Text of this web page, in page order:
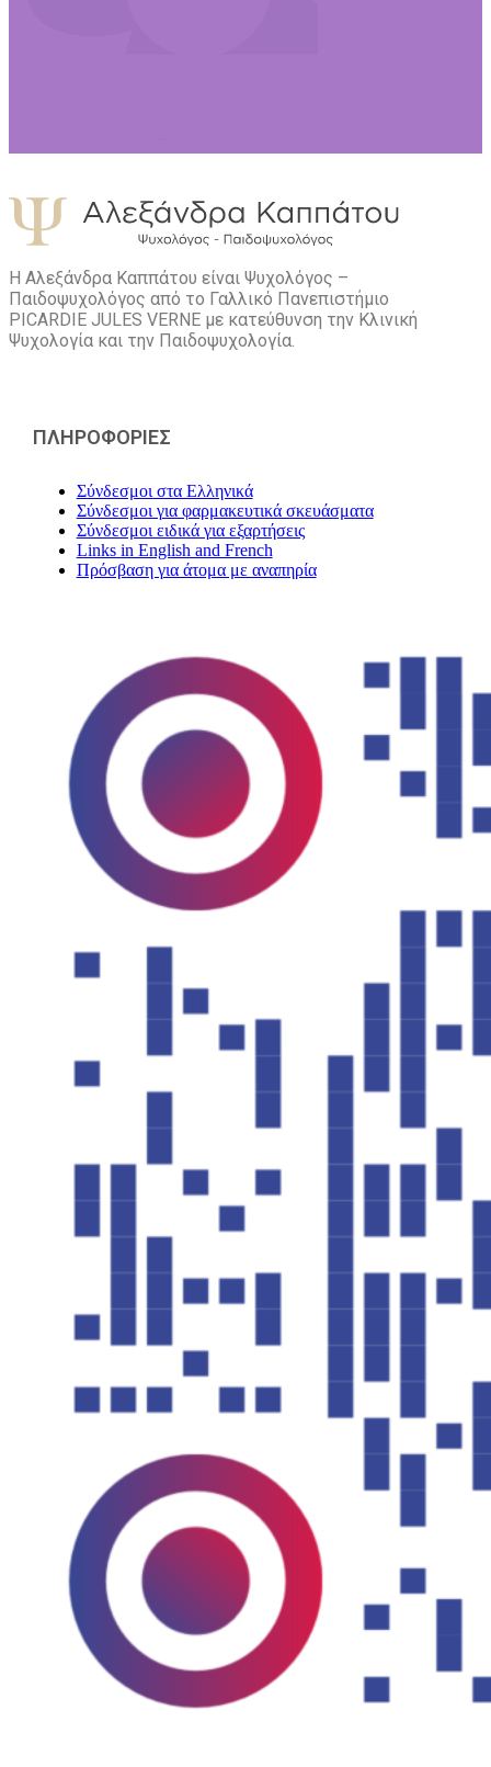
Η Αλεξάνδρα Καππάτου είναι Ψυχολόγος –
Παιδοψυχολόγος από το Γαλλικό Πανεπιστήμιο
PICARDIE JULES VERNE με κατεύθυνση την Kλινική
Ψυχολογία και την Παιδοψυχολογία.
ΠΛΗΡΟΦΟΡΙΕΣ
Σύνδεσμοι στα Ελληνικά
Σύνδεσμοι για φαρμακευτικά σκευάσματα
Σύνδεσμοι ειδικά για εξαρτήσεις
Links in English and French
Πρόσβαση για άτομα με αναπηρία